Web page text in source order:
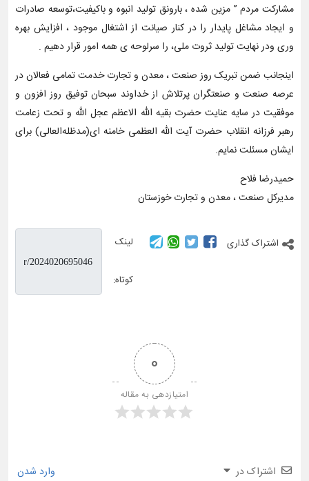
مشارکت مردم ” مزین شده ، بارونق تولید انبوه و باکیفیت،توسعه صادرات
و ایجاد مشاغل پایدار را در کنار صیانت از اشتغال موجود ، افزایش بهره
وری ودر نهایت تولید ثروت ملی، را سرلوحه ی همه امور قرار دهیم .
اینجانب ضمن تبریک روز صنعت ، معدن و تجارت خدمت تمامی فعالان در
عرصه صنعت و صنعتگران پرتلاش از خداوند سبحان توفیق روز افزون و
موفقیت در سایه عنایت حضرت بقیه الله الاعظم عجل الله و تحت زعامت
رهبر فرزانه انقلاب حضرت آیت الله العظمی خامنه ای(مدظله‌العالی) برای
ایشان مسئلت نمایم.
حمیدرضا فلاح
مدیرکل صنعت ، معدن و تجارت خوزستان
اشتراک گذاری لینک
کوتاه:
0
امتیازدهی به مقاله
اشتراک در وارد شدن